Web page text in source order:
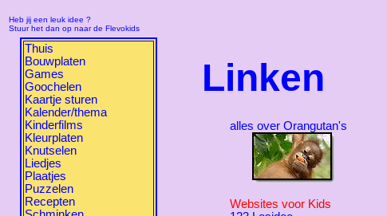
Heb jij een leuk idee ?
Stuur het dan op naar de Flevokids
Thuis
Bouwplaten
Games
Goochelen
Kaartje sturen
Kalender/thema
Kinderfilms
Kleurplaten
Knutselen
Liedjes
Plaatjes
Puzzelen
Recepten
Linken
alles over Orangutan's
Websites voor Kids